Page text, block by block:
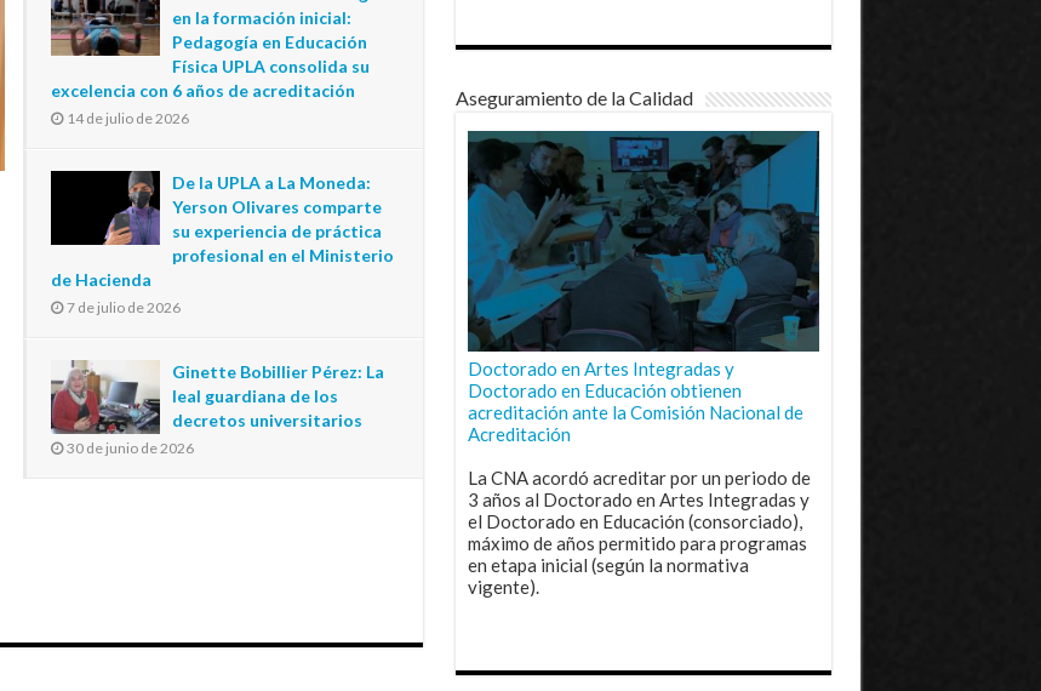
en la formación inicial:
Pedagogía en Educación
Física UPLA consolida su
excelencia con 6 años de acreditación
14 de julio de 2026
De la UPLA a La Moneda:
Yerson Olivares comparte
su experiencia de práctica
profesional en el Ministerio
de Hacienda
7 de julio de 2026
Ginette Bobillier Pérez: La
leal guardiana de los
decretos universitarios
30 de junio de 2026
Aseguramiento de la Calidad
Doctorado en Artes Integradas y
Doctorado en Educación obtienen
acreditación ante la Comisión Nacional de
Acreditación
La CNA acordó acreditar por un periodo de
3 años al Doctorado en Artes Integradas y
el Doctorado en Educación (consorciado),
máximo de años permitido para programas
en etapa inicial (según la normativa
vigente).